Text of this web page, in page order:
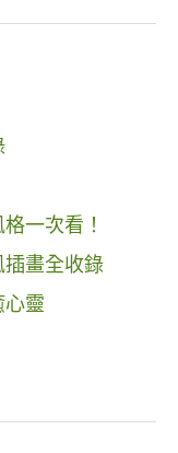
一次看！
插畫全收錄
心靈